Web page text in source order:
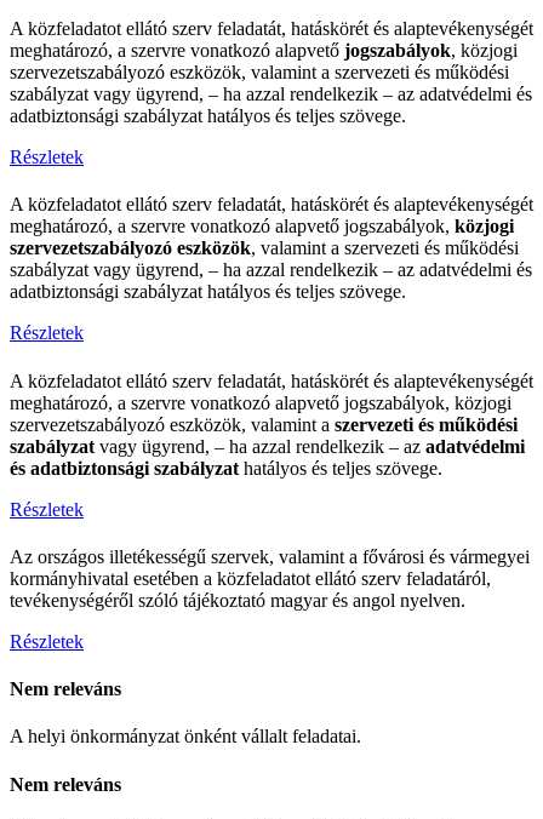
A közfeladatot ellátó szerv feladatát, hatáskörét és alaptevékenységét
meghatározó, a szervre vonatkozó alapvető jogszabályok, közjogi
szervezetszabályozó eszközök, valamint a szervezeti és működési
szabályzat vagy ügyrend, – ha azzal rendelkezik – az adatvédelmi és
adatbiztonsági szabályzat hatályos és teljes szövege.
Részletek
A közfeladatot ellátó szerv feladatát, hatáskörét és alaptevékenységét
meghatározó, a szervre vonatkozó alapvető jogszabályok, közjogi
szervezetszabályozó eszközök, valamint a szervezeti és működési
szabályzat vagy ügyrend, – ha azzal rendelkezik – az adatvédelmi és
adatbiztonsági szabályzat hatályos és teljes szövege.
Részletek
A közfeladatot ellátó szerv feladatát, hatáskörét és alaptevékenységét
meghatározó, a szervre vonatkozó alapvető jogszabályok, közjogi
szervezetszabályozó eszközök, valamint a szervezeti és működési
szabályzat vagy ügyrend, – ha azzal rendelkezik – az adatvédelmi
és adatbiztonsági szabályzat hatályos és teljes szövege.
Részletek
Az országos illetékességű szervek, valamint a fővárosi és vármegyei
kormányhivatal esetében a közfeladatot ellátó szerv feladatáról,
tevékenységéről szóló tájékoztató magyar és angol nyelven.
Részletek
Nem releváns
A helyi önkormányzat önként vállalt feladatai.
Nem releváns